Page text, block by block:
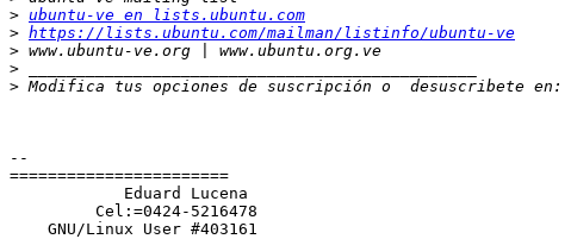
> ubuntu-ve en lists.ubuntu.com
> https://lists.ubuntu.com/mailman/listinfo/ubuntu-ve
>
>
> Modifica tus opciones de suscripción o  desuscribete en:
--
=======================
Eduard Lucena
Cel:=0424-5216478
GNU/Linux User #403161